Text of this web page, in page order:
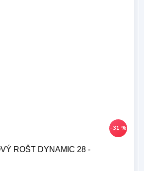
–31 %
ROŠT DYNAMIC 28 -